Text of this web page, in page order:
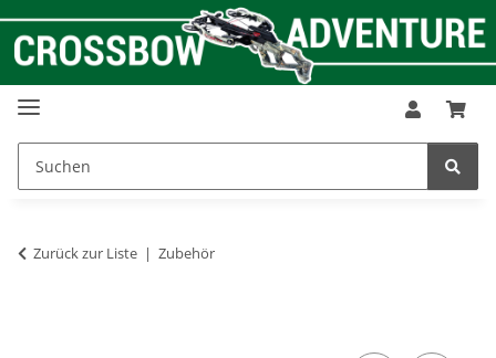
Zurück zur Liste Zubehör